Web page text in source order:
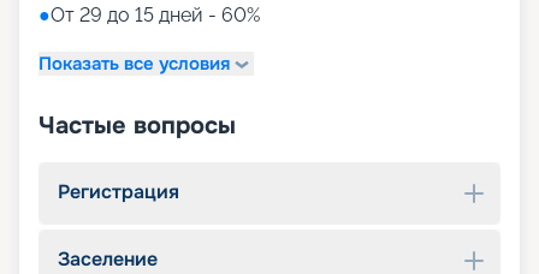
●От 29 до 15 дней - 60%
Показать все условия
Частые вопросы
Регистрация
Заселение